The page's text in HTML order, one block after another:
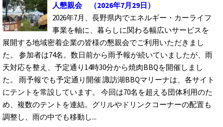
人懇親会
（2026年7月29日）
2026年7月、長野県内でエネルギー・カーライフ
事業を軸に、暮らしに関わる幅広いサービスを
展開する地域密着企業の皆様の懇親会でご利用いただきまし
た。 参加者は74名。数日前から雨予報が続いていましたが、雨
天対応を整え、予定通り14時30分から焼肉BBQを開催しまし
た。 雨予報でも予定通り開催 諏訪湖BBQマリーナは、各サイト
にテントを常設しています。 今回は70名を超える団体利用のた
め、複数のテントを連結。グリルやドリンクコーナーの配置も
調整し、雨の中でも移動し...